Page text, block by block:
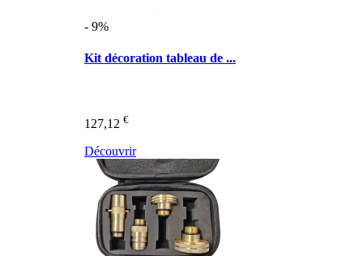
- 9%
Kit décoration tableau de ...
127,12 €
Découvrir